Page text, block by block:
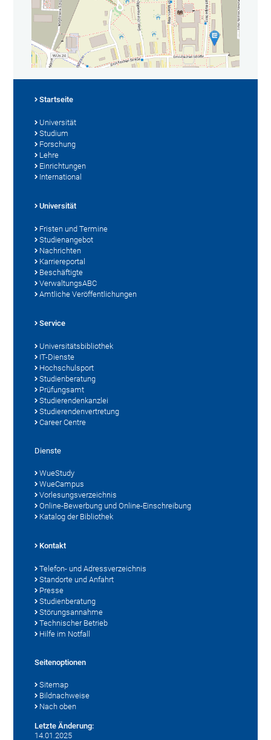
Startseite
Universität
Studium
Forschung
Lehre
Einrichtungen
International
Universität
Fristen und Termine
Studienangebot
Nachrichten
Karriereportal
Beschäftigte
VerwaltungsABC
Amtliche Veröffentlichungen
Service
Universitätsbibliothek
IT-Dienste
Hochschulsport
Studienberatung
Prüfungsamt
Studierendenkanzlei
Studierendenvertretung
Career Centre
Dienste
WueStudy
WueCampus
Vorlesungsverzeichnis
Online-Bewerbung und Online-Einschreibung
Katalog der Bibliothek
Kontakt
Telefon- und Adressverzeichnis
Standorte und Anfahrt
Presse
Studienberatung
Störungsannahme
Technischer Betrieb
Hilfe im Notfall
Seitenoptionen
Sitemap
Bildnachweise
Nach oben
Letzte Änderung:
14.01.2025